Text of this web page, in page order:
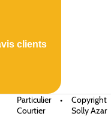
clients
Particulier
•
Courtier
Copyright
Solly Azar